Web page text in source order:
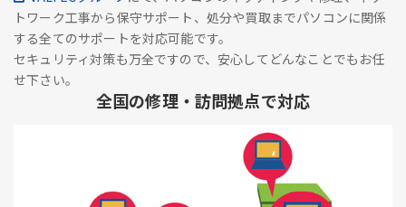
トワーク工事から保守サポート、処分や買取までパソコンに関係
する全てのサポートを対応可能です。
セキュリティ対策も万全ですので、安心してどんなことでもお任
せ下さい。
全国の修理・訪問拠点で対応